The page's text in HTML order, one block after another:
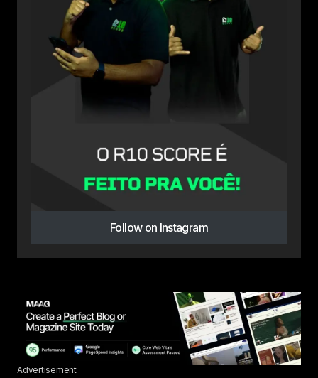
Follow on Instagram
Advertisement